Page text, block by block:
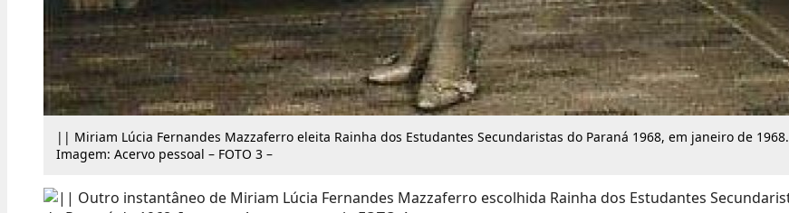
|| Miriam Lúcia Fernandes Mazzaferro eleita Rainha dos Estudantes Secundaristas do Paraná 1968, em janeiro de 1968.
Imagem: Acervo pessoal – FOTO 3 –